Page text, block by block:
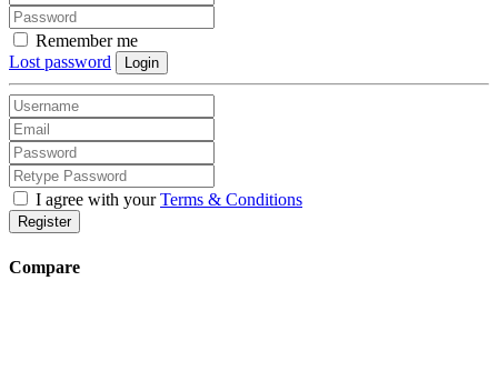
Remember me
Lost password
Login
I agree with yourTerms & Conditions
Register
Compare